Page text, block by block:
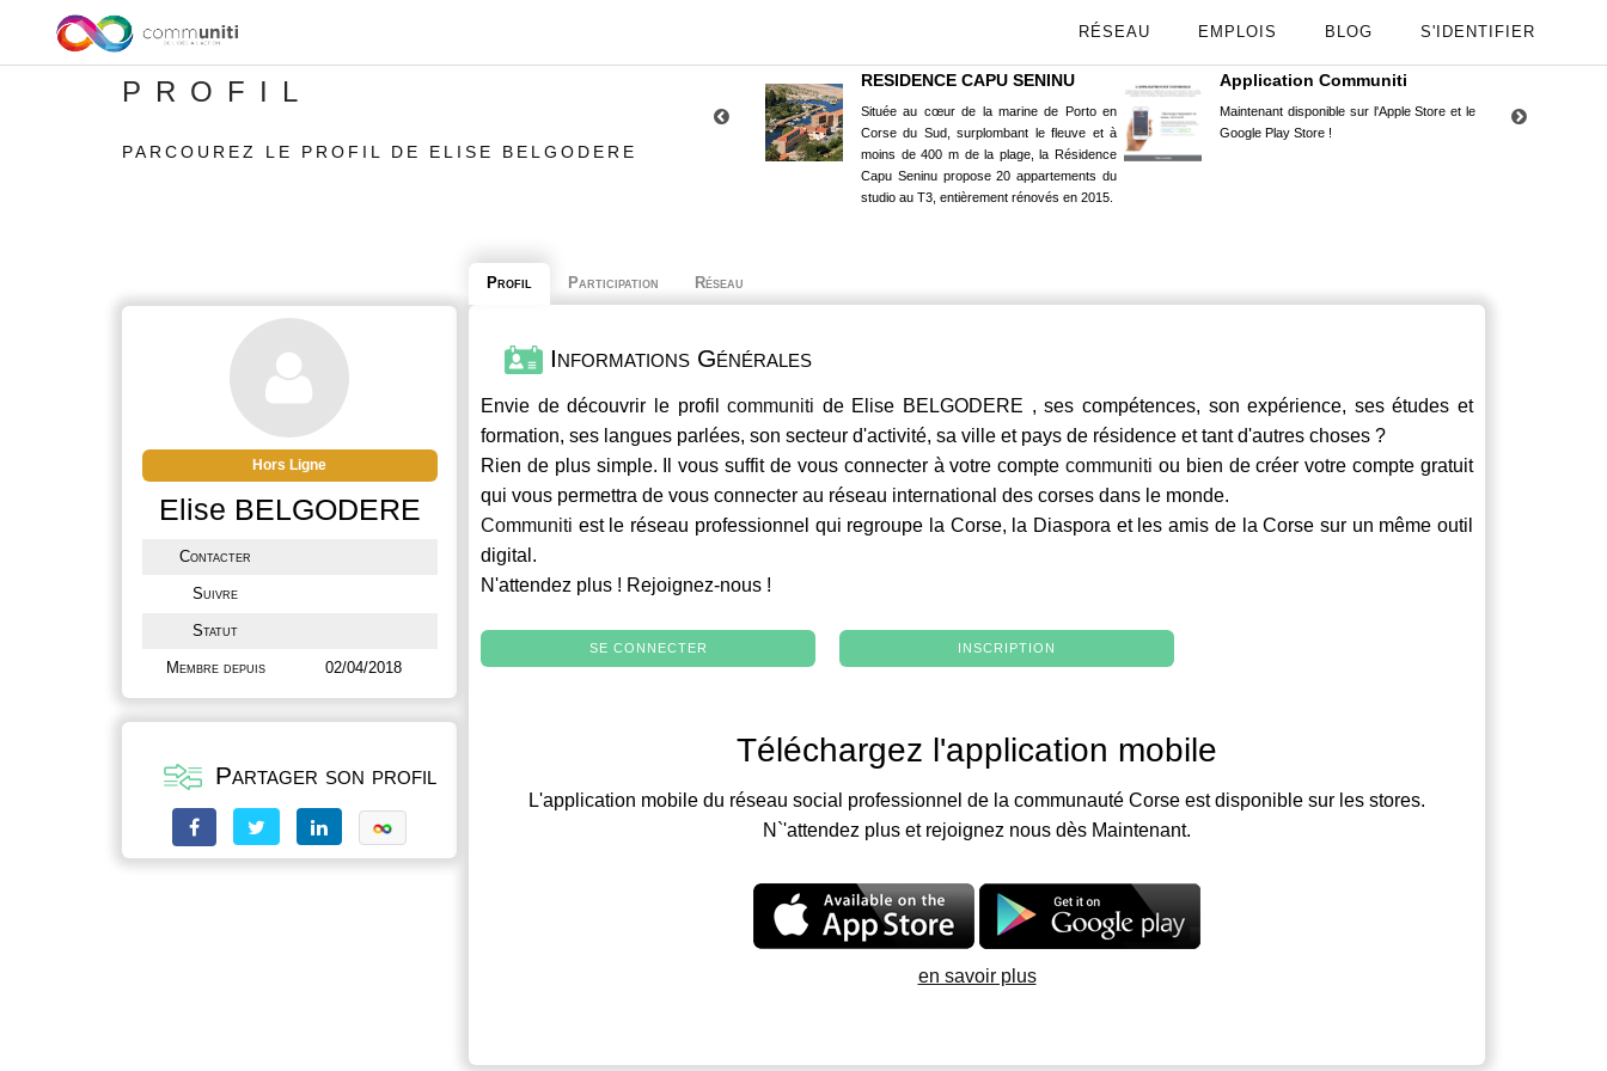
RÉSEAU EMPLOIS BLOG S'IDENTIFIER
PROFIL
PARCOUREZ LE PROFIL DE ELISE BELGODERE
RESIDENCE CAPU SENINU
Située au cœur de la marine de Porto en
Corse du Sud, surplombant le fleuve et à
moins de 400 m de la plage, la Résidence
Capu Seninu propose 20 appartements du
studio au T3, entièrement rénovés en 2015.
Application Communiti
Maintenant disponible sur l'Apple Store et le
Google Play Store !
Hors Ligne
Elise BELGODERE
Contacter
Suivre
Statut
Membre depuis 02/04/2018
Partager son profil
Profil Participation Réseau
Informations Générales
Envie de découvrir le profilcommuniti de Elise BELGODERE , ses compétences, son expérience, ses études et
formation, ses langues parlées, son secteur d'activité, sa ville et pays de résidence et tant d'autres choses ?
Rien de plus simple. Il vous suffit de vous connecter à votre comptecommuniti ou bien de créer votre compte gratuit
qui vous permettra de vous connecter au réseau international des corses dans le monde.
Communiti est le réseau professionnel qui regroupe la Corse, la Diaspora et les amis de la Corse sur un même outil
digital.
N'attendez plus ! Rejoignez-nous !
SE CONNECTER INSCRIPTION
Téléchargez l'application mobile
L'application mobile du réseau social professionnel de la communauté Corse est disponible sur les stores.
N`'attendez plus et rejoignez nous dès Maintenant.
en savoir plus